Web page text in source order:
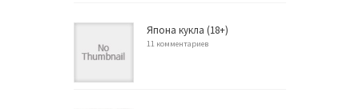
Япона кукла (18+)
11 комментариев